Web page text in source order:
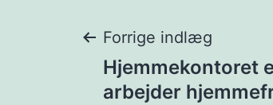
Forrige indlæg
Hjemmekontoret
arbejder